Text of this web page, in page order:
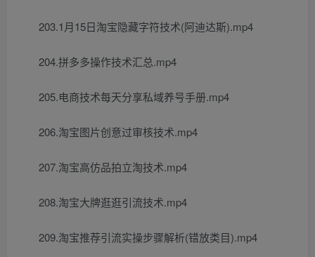
203.1月15日淘宝隐藏字符技术(阿迪达斯).mp4
204.拼多多操作技术汇总.mp4
205.电商技术每天分享私域养号手册.mp4
206.淘宝图片创意过审核技术.mp4
207.淘宝高仿品拍立淘技术.mp4
208.淘宝大牌逛逛引流技术.mp4
209.淘宝推荐引流实操步骤解析(错放类目).mp4